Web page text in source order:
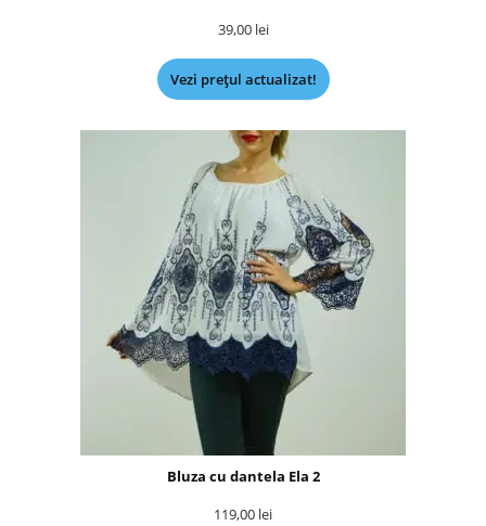
39,00 lei
Vezi prețul actualizat!
Bluza cu dantela Ela 2
119,00 lei